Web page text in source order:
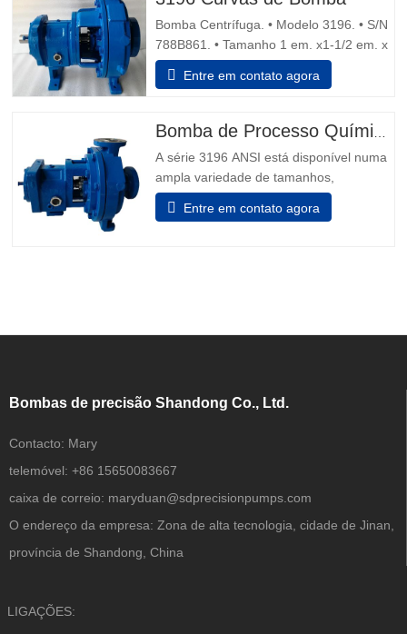
Bomba Centrífuga. • Modelo 3196. • S/N
788B861. • Tamanho 1 em. x1-1/2 em. x
8 dentro • Descarga de água dupla
vedação mecânica. Motor 1.5 cv, 1.730
fase, Capacidade 14 gpm. • Dimensões
gerais 35 dentro. L x 12 dentro. W x 15
dentro H. Dicas de segurança da
Entre em contato agora
Bomba de Processo Químico ANSI B73.1
A série 3196 ANSI está disponível numa
ampla variedade de tamanhos,
capacidades e materiais para se adequar
perfeitamente a qualquer tipo de
Entre em contato agora
Bombas de precisão Shandong Co., Ltd.
Contacto: Mary
telemóvel: +86 15650083667
caixa de correio: maryduan@sdprecisionpumps.com
O endereço da empresa: Zona de alta tecnologia, cidade de Jinan,
província de Shandong, China
LIGAÇÕES: